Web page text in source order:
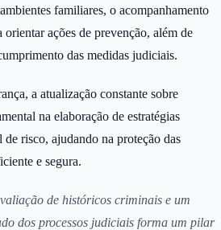
familiares, o acompanhamento
orientar ações de prevenção, além de
das medidas judiciais.
a atualização constante sobre
na elaboração de estratégias
risco, ajudando na proteção das
e segura.
de históricos criminais e um
dos processos judiciais forma um pilar